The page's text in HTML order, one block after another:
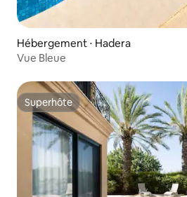
Hébergement ⋅ Hadera
Vue Bleue
Superhôte
Superhôte